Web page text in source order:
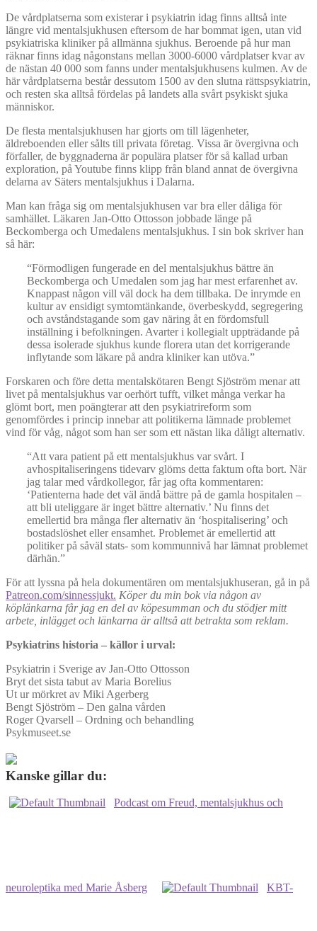
De vårdplatserna som existerar i psykiatrin idag finns alltså inte
längre vid mentalsjukhusen eftersom de har bommat igen, utan vid
psykiatriska kliniker på allmänna sjukhus. Beroende på hur man
räknar finns idag någonstans mellan 3000-6000 vårdplatser kvar av
de nästan 40 000 som fanns under mentalsjukhusens kulmen. Av de
här vårdplatserna består dessutom 1500 av den slutna rättspsykiatrin,
och resten ska alltså fördelas på landets alla svårt psykiskt sjuka
människor.
De flesta mentalsjukhusen har gjorts om till lägenheter,
äldreboenden eller sålts till privata företag. Vissa är övergivna och
förfaller, de byggnaderna är populära platser för så kallad urban
exploration, på Youtube finns klipp från bland annat de övergivna
delarna av Säters mentalsjukhus i Dalarna.
Man kan fråga sig om mentalsjukhusen var bra eller dåliga för
samhället. Läkaren Jan-Otto Ottosson jobbade länge på
Beckomberga och Umedalens mentalsjukhus. I sin bok skriver han
så här:
“Förmodligen fungerade en del mentalsjukhus bättre än
Beckomberga och Umedalen som jag har mest erfarenhet av.
Knappast någon vill väl dock ha dem tillbaka. De inrymde en
kultur av ensidigt symtomtänkande, överbeskydd, segregering
och avståndstagande som gav näring åt en fördomsfull
inställning i befolkningen. Avarter i kollegialt uppträdande på
dessa isolerade sjukhus kunde florera utan det korrigerande
inflytande som läkare på andra kliniker kan utöva.”
Forskaren och före detta mentalskötaren Bengt Sjöström menar att
livet på mentalsjukhus var oerhört tufft, vilket många verkar ha
glömt bort, men poängterar att den psykiatrireform som
genomfördes i princip innebar att politikerna lämnade problemet
vind för våg, något som han ser som ett nästan lika dåligt alternativ.
“Att vara patient på ett mentalsjukhus var svårt. I
avhospitaliseringens tidevarv glöms detta faktum ofta bort. När
jag talar med vårdkollegor, får jag ofta kommentaren:
‘Patienterna hade det väl ändå bättre på de gamla hospitalen –
att bli uteliggare är inget bättre alternativ.’ Nu finns det
emellertid bra många fler alternativ än ‘hospitalisering’ och
bostadslöshet eller ensamhet. Problemet är emellertid att
politiker på såväl stats- som kommunnivå har lämnat problemet
därhän.”
För att lyssna på hela dokumentären om mentalsjukhuseran, gå in på
Patreon.com/sinnessjukt. Köper du min bok via någon av
köplänkarna får jag en del av köpesumman och du stödjer mitt
arbete, inlägget och länkarna är alltså att betrakta som reklam.
Psykiatrins historia – källor i urval:
Psykiatrin i Sverige av Jan-Otto Ottosson
Bryt det sista tabut av Maria Borelius
Ut ur mörkret av Miki Agerberg
Bengt Sjöström – Den galna vården
Roger Qvarsell – Ordning och behandling
Psykmuseet.se
Kanske gillar du:
Podcast om Freud, mentalsjukhus och
neuroleptika med Marie Åsberg KBT-